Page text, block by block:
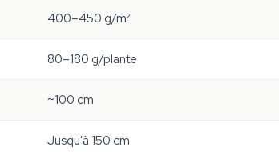
400–450 g/m²
80–180 g/plante
~100 cm
Jusqu'à 150 cm